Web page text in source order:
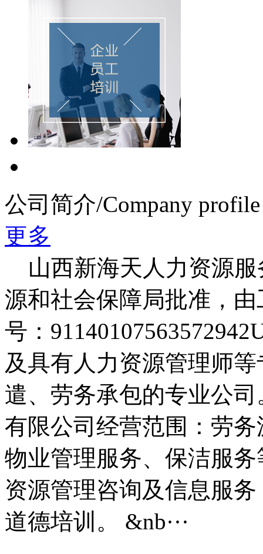
公司简介/Company profile
更多
山西新海天人力资源服
源和社会保障局批准，
号：
及具有人力资源管理师
遣、劳务承包的专业公
有限公司经营范围：劳
物业管理服务、保洁服
资源管理咨询及信息服
道德培训。 &nb···